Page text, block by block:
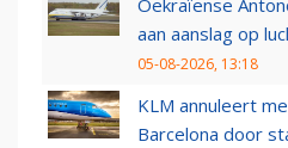
Oekraïense
aan aanslag op
05-08-2026, 13:18
KLM annuleert
Barcelona door